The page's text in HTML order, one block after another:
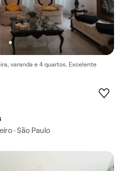
varanda e 4 quartos. Excelente
· São Paulo